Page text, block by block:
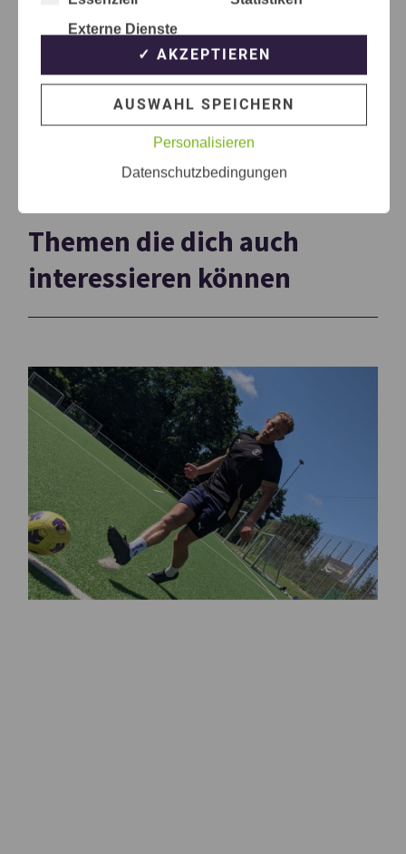
Themen die dich auch
interessieren können
Externe Dienste
✓ AKZEPTIEREN
AUSWAHL SPEICHERN
Personalisieren
Datenschutzbedingungen